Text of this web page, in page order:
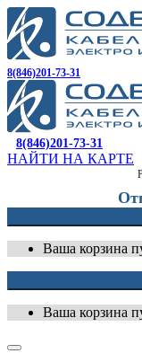
8(846)201-73-31
8(846)201-73-31
НАЙТИ НА КАРТЕ
Ваша корзина
Ваша корзина